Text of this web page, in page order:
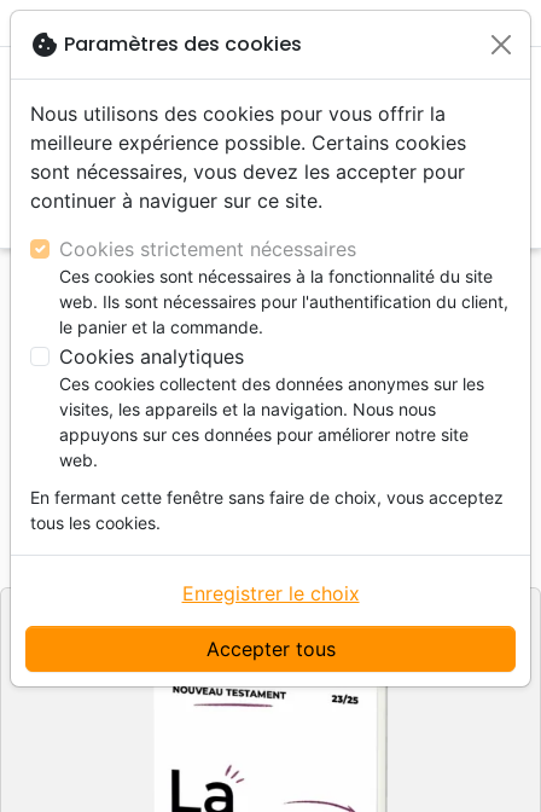
menu
Accueil Bibles
Evangiles et extraits
BIBLE DE POCHE (LA) SEGOND 21 - ROMAINS / 1 &
2 CORINTHIENS - NT - 23/25
BIBLE DE POCHE (LA) SEGOND 21 -
ROMAINS / 1 & 2 CORINTHIENS - NT -
23/25
Segond 21
RéférenceSG0656
La Bible de Poche
cookie Paramètres des cookies
Nous utilisons des cookies pour vous offrir la
meilleure expérience possible. Certains cookies
sont nécessaires, vous devez les accepter pour
continuer à naviguer sur ce site.
Cookies strictement nécessaires
Ces cookies sont nécessaires à la fonctionnalité du site
web. Ils sont nécessaires pour l'authentification du client,
le panier et la commande.
Cookies analytiques
Ces cookies collectent des données anonymes sur les
visites, les appareils et la navigation. Nous nous
appuyons sur ces données pour améliorer notre site
web.
En fermant cette fenêtre sans faire de choix, vous acceptez
tous les cookies.
Accepter tous
Enregistrer le choix